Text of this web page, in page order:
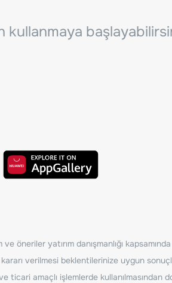
kullanmaya
öneriler yatırım danışmanlığı
verilmesi beklentilerinize uygun
amaçlı işlemlerde